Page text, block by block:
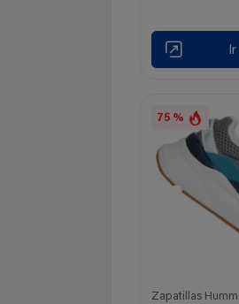
Ir
75 %
Zapatillas